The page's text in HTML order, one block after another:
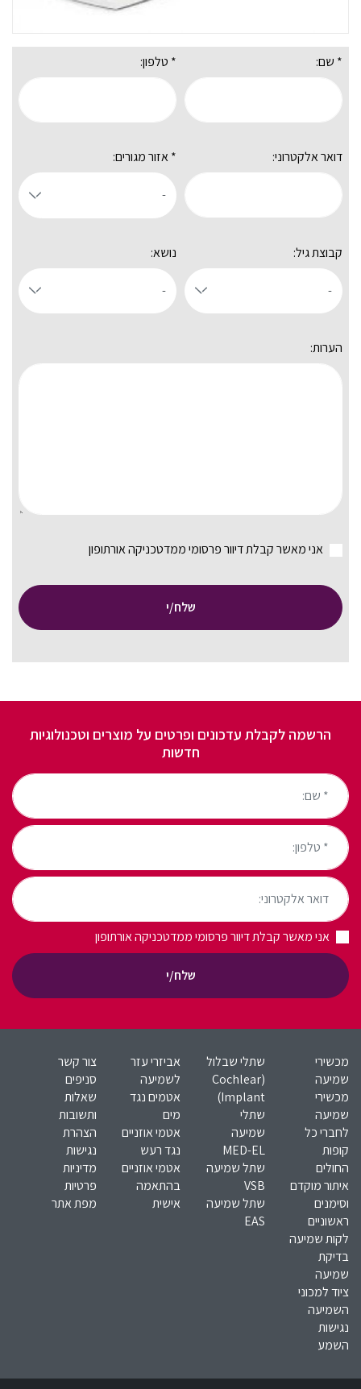
* שם: * טלפון:
דואר אלקטרוני: * אזור מגורים:
קבוצת גיל: נושא:
הערות:
אני מאשר קבלת דיוור פרסומי ממדטכניקה אורתופון
שלח/י
הרשמה לקבלת עדכונים ופרטים על מוצרים וטכנולוגיות
חדשות
* שם:
* טלפון:
דואר אלקטרוני:
אני מאשר קבלת דיוור פרסומי ממדטכניקה אורתופון
שלח/י
מכשירי
שמיעה
מכשירי
שמיעה
לחברי כל
קופות
החולים
איתור מוקדם
וסימנים
ראשוניים
לקות שמיעה
בדיקת
שמיעה
ציוד למכוני
השמיעה
נגישות
השמע
שתלי שבלול
(Cochlear
Implant)​
שתלי
שמיעה
MED-EL​
שתל שמיעה
VSB
שתל שמיעה
EAS
אביזרי עזר
לשמיעה
אטמים נגד
מים
אטמי אוזניים
נגד רעש
אטמי אוזניים
בהתאמה
אישית
צור קשר
סניפים
שאלות
ותשובות
הצהרת
נגישות
מדיניות
פרטיות
מפת אתר